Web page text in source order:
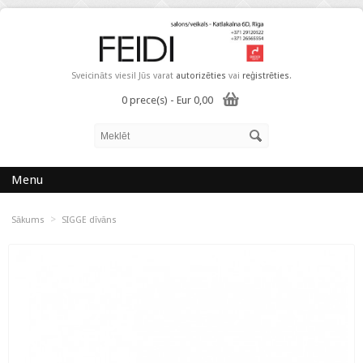
Sveicināts viesi! Jūs varat autorizēties vai reģistrēties.
0 prece(s) - Eur 0,00
Menu
Sākums > SIGGE dīvāns